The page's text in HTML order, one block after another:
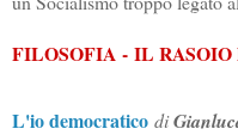
FILOSOFIA - IL RASOIO
L'io democratico di